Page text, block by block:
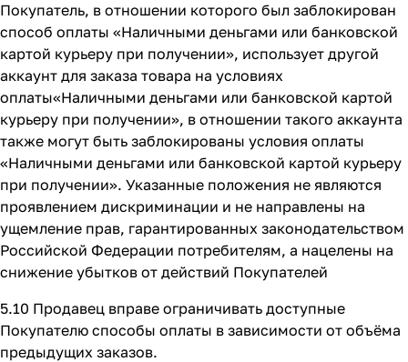
Покупатель, в отношении которого был заблокирован
способ оплаты «Наличными деньгами или банковской
картой курьеру при получении», использует другой
аккаунт для заказа товара на условиях
оплаты«Наличными деньгами или банковской картой
курьеру при получении», в отношении такого аккаунта
также могут быть заблокированы условия оплаты
«Наличными деньгами или банковской картой курьеру
при получении». Указанные положения не являются
проявлением дискриминации и не направлены на
ущемление прав, гарантированных законодательством
Российской Федерации потребителям, а нацелены на
снижение убытков от действий Покупателей
5.10 Продавец вправе ограничивать доступные
Покупателю способы оплаты в зависимости от объёма
предыдущих заказов.